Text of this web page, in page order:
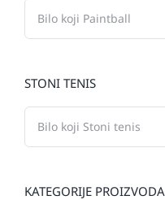
STONI TENIS
KATEGORIJE PROIZVODA